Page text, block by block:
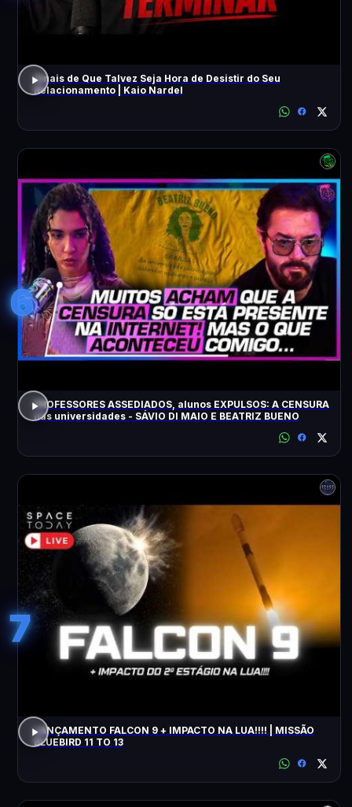
Sinais de Que Talvez Seja Hora de Desistir do Seu
Relacionamento | Kaio Nardel
6
PROFESSORES ASSEDIADOS, alunos EXPULSOS: A CENSURA
nas universidades - SÁVIO DI MAIO E BEATRIZ BUENO
7
LANÇAMENTO FALCON 9 + IMPACTO NA LUA!!!! | MISSÃO
BLUEBIRD 11 TO 13